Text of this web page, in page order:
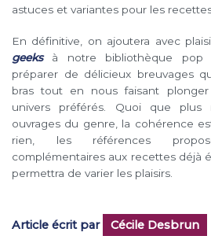
astuces et variantes pour les
En définitive, on ajoutera avec
geeksà notre bibliothèque pop
préparer de délicieux breuvages
bras tout en nous faisant
univers préférés. Quoi que plus
ouvrages du genre, la cohérence
rien, les références
complémentaires aux recettes déjà
permettra de varier les plaisirs.
Article écrit par Cécile Desbrun